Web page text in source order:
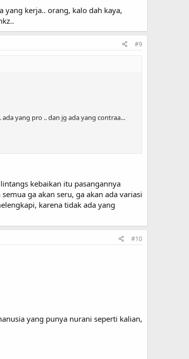
.. itu .. tidak melebihi batasan yang telah
yang kerja.. orang, kalo dah kaya,
#9
yang pro .. dan jg ada yang contraa...
.. itu .. tidak melebihi batasan yang telah
kebaikan itu pasangannya
ga akan seru, ga akan ada variasi
karena tidak ada yang
#10
yang punya nurani seperti kalian,